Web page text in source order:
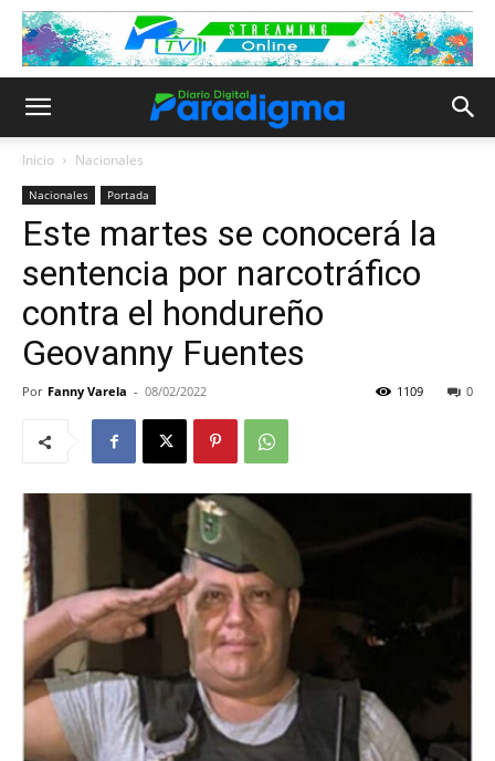
Inicio Nacionales
Nacionales Portada
Este martes se conocerá la
sentencia por narcotráfico
contra el hondureño
Geovanny Fuentes
Por Fanny Varela - 08/02/2022 0
1109